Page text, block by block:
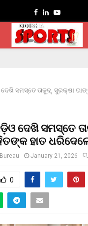
Facebook
LinkedinYoutube
ସମସ୍ତେ ତାଜୁବ୍, ସୁରକ୍ଷା
ଦେଖି ସମସ୍ତେ
ହାତ
January 21, 2026
0